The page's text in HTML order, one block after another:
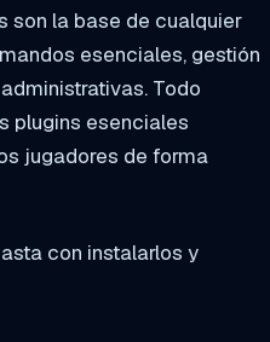
son la base de cualquier
esenciales, gestión
Todo
plugins esenciales
jugadores de forma
con instalarlos y